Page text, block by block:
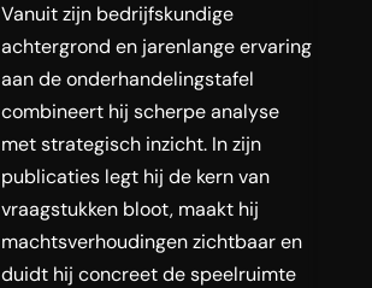
Vanuit zijn bedrijfskundige
achtergrond en jarenlange ervaring
aan de onderhandelingstafel
combineert hij scherpe analyse
met strategisch inzicht. In zijn
publicaties legt hij de kern van
vraagstukken bloot, maakt hij
machtsverhoudingen zichtbaar en
duidt hij concreet de speelruimte